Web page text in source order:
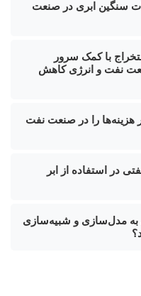
سنگین ابری در صنعت
با کمک سرور
نفت و انرژی کاهش
هزینه‌ها را در صنعت نفت
در استفاده از ابر
به مدل‌سازی و شبیه‌سازی